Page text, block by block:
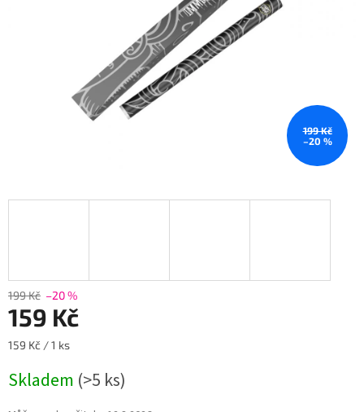
199 Kč
–20 %
199 Kč –20 %
159 Kč
Měrná
159 Kč / 1 ks
Skladem (>5 ks)